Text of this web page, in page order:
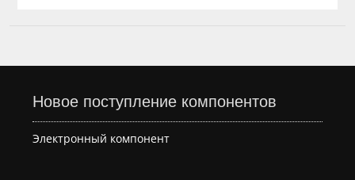
Новое поступление компонентов
Электронный компонент